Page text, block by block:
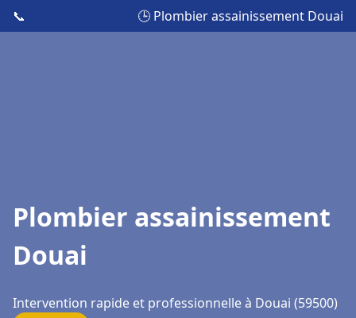
📞 🕒 Plombier assainissement Douai
Plombier assainissement
Douai
Intervention rapide et professionnelle à Douai (59500)